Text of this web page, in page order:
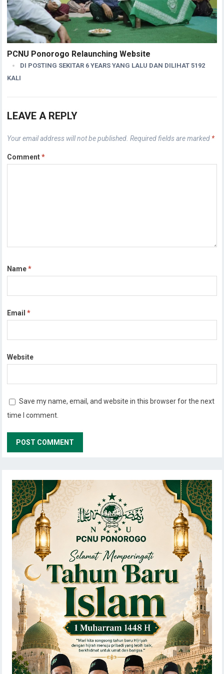
PCNU Ponorogo Relaunching Website
DI POSTING SEKITAR 6 YEARS YANG LALU DAN DILIHAT 5192
KALI
LEAVE A REPLY
Your email address will not be published. Required fields are marked *
Comment*
Name*
Email*
Website
Save my name, email, and website in this browser for the next
time I comment.